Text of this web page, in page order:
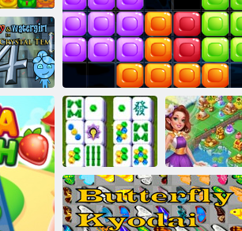
boom
Match des blocs 10x10
and
4: The
Temple
Mahjong Story
Fairyland :
fusion et magie